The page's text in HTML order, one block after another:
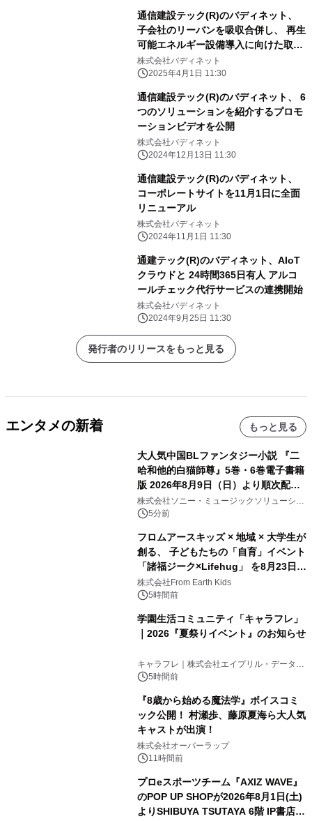
通信建設テック(R)のバディネット、
子会社のリーバンを吸収合併し、 再生
可能エネルギー設備導入に向けた取り
組みを強化
株式会社バディネット
2025年4月1日 11:30
通信建設テック(R)のバディネット、 6
つのソリューションを紹介するプロモ
ーションビデオを公開
株式会社バディネット
2024年12月13日 11:30
通信建設テック(R)のバディネット、
コーポレートサイトを11月1日に全面
リニューアル
株式会社バディネット
2024年11月1日 11:30
通建テック(R)のバディネット、AIoT
クラウドと 24時間365日有人 アルコ
ールチェック代行サービスの連携開始
株式会社バディネット
2024年9月25日 11:30
発行者のリリースをもっと見る
エンタメの新着 もっと見る
大人気中国BLファンタジー小説 『二
哈和他的白猫師尊』5巻・6巻電子書籍
版 2026年8月9日（日）より順次配信
開始
株式会社ソニー・ミュージックソリューショ
ンズ5分前
フロムアースキッズ × 地域 × 大学生が
創る、 子どもたちの「自育」イベント
「諸福ジーク×Lifehug」 を8月23日
(日)開催
株式会社From Earth Kids
5時間前
学園生活コミュニティ「キャラフレ」
｜2026『夏祭りイベント』のお知らせ
キャラフレ｜株式会社エイプリル・データ・
デザインズ
5時間前
『8歳から始める魔法学』ボイスコミ
ック公開！ 村瀬歩、藤原夏海ら大人気
キャストが出演！
株式会社オーバーラップ
11時間前
プロeスポーツチーム『AXIZ WAVE』
のPOP UP SHOPが2026年8月1日(土)
よりSHIBUYA TSUTAYA 6階 IP書店で